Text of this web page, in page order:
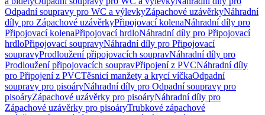
Odpadní soupravy pro WC a výlevkyZápachové uzávěrkyNáhradní
díly pro Zápachové uzávěrkyPřipojovací kolenaNáhradní díly pro
Připojovací kolenaPřipojovací hrdloNáhradní díly pro Připojovací
hrdloPřipojovací soupravyNáhradní díly pro Připojovací
soupravyProdloužení připojovacích soupravNáhradní díly pro
Prodloužení připojovacích soupravPřipojení z PVCNáhradní díly
pro Připojení z PVCTěsnicí manžety a krycí víčkaOdpadní
soupravy pro pisoáryNáhradní díly pro Odpadní soupravy pro
pisoáryZápachové uzávěrky pro pisoáryNáhradní díly pro
Zápachové uzávěrky pro pisoáryTrubkové zápachové